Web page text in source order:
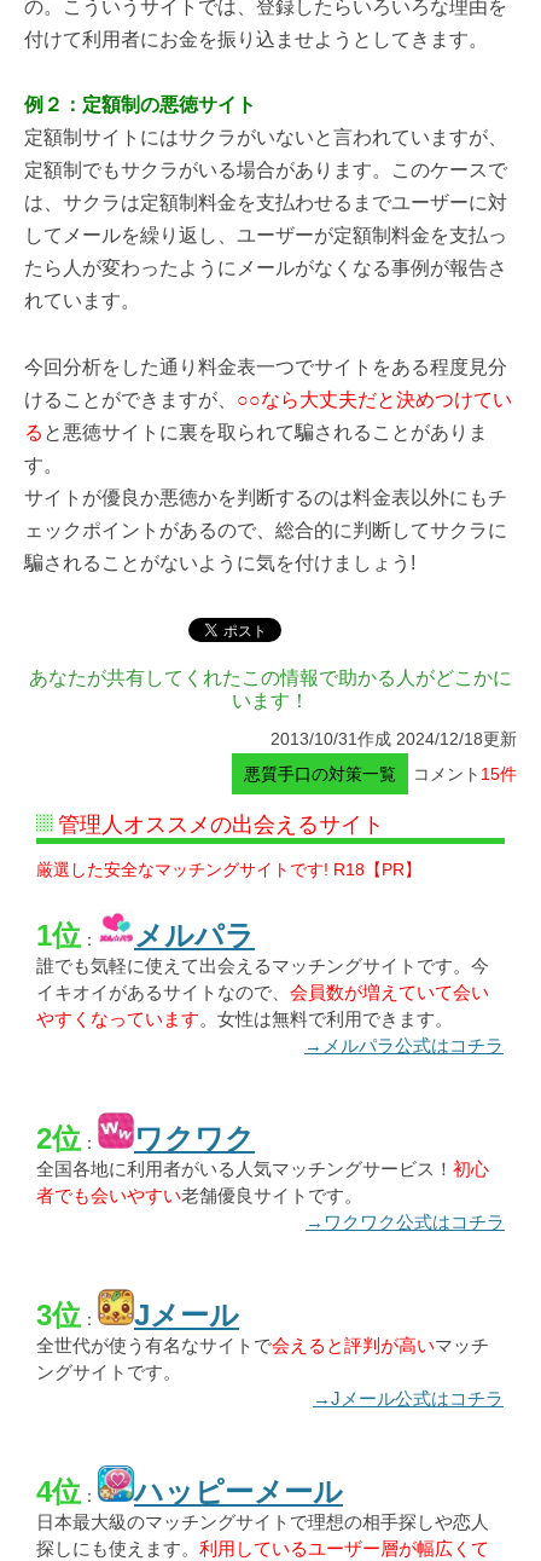
の。こういうサイトでは、登録したらいろいろな理由を
付けて利用者にお金を振り込ませようとしてきます。
例２：定額制の悪徳サイト
定額制サイトにはサクラがいないと言われていますが、
定額制でもサクラがいる場合があります。このケースで
は、サクラは定額制料金を支払わせるまでユーザーに対
してメールを繰り返し、ユーザーが定額制料金を支払っ
たら人が変わったようにメールがなくなる事例が報告さ
れています。
今回分析をした通り料金表一つでサイトをある程度見分
けることができますが、 ○○なら大丈夫だと決めつけてい
る と悪徳サイトに裏を取られて騙されることがありま
す。
サイトが優良か悪徳かを判断するのは料金表以外にもチ
ェックポイントがあるので、総合的に判断してサクラに
騙されることがないように気を付けましょう!
あなたが共有してくれたこの情報で助かる人がどこかに
います！
2013/10/31作成 2024/12/18更新
悪質手口の対策一覧
コメント 15件
管理人オススメの出会えるサイト
厳選した安全なマッチングサイトです! R18【PR】
1位： メルパラ
誰でも気軽に使えて出会えるマッチングサイトです。今
イキオイがあるサイトなので、 会員数が増えていて会い
やすくなっています。女性は無料で利用できます。
→メルパラ公式はコチラ
2位： ワクワク
全国各地に利用者がいる人気マッチングサービス！ 初心
者でも会いやすい老舗優良サイトです。
→ワクワク公式はコチラ
3位： Jメール
全世代が使う有名なサイトで会えると評判が高いマッチ
ングサイトです。
→Jメール公式はコチラ
4位： ハッピーメール
日本最大級のマッチングサイトで理想の相手探しや恋人
探しにも使えます。 利用しているユーザー層が幅広くて